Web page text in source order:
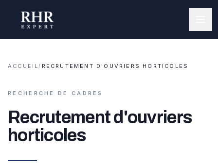
ACCUEIL/ RECRUTEMENT D'OUVRIERS HORTICOLES
RECHERCHE DE CADRES
Recrutement d'ouvriers
horticoles